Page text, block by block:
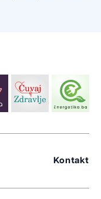
Kontakt